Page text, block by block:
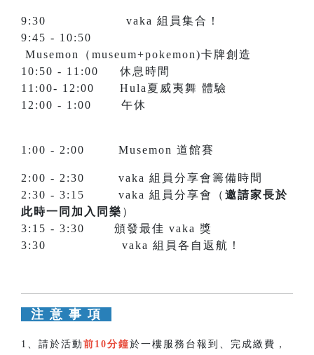
9:30 vaka 組員集合！
9:45 - 10:50
Musemon（museum+pokemon)卡牌創造
10:50 - 11:00 休息時間
11:00- 12:00 Hula夏威夷舞 體驗
12:00 - 1:00 午休
1:00 - 2:00 Musemon 道館賽
2:00 - 2:30 vaka 組員分享會籌備時間
2:30 - 3:15 vaka 組員分享會（ 邀請家長於
此時一同加入同樂 ）
3:15 - 3:30 頒發最佳 vaka 獎
3:30 vaka 組員各自返航！
注 意 事 項
1、 請於活動 前10分鐘於一樓服務台報到、完成繳費，